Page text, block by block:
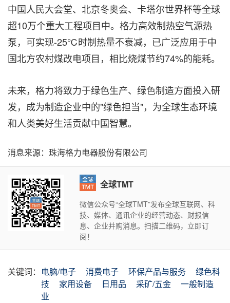
中国人民大会堂、北京冬奥会、卡塔尔世界杯等全球
超10万个重大工程项目中。格力高效制热空气源热
泵，可实现-25℃时制热量不衰减，已广泛应用于中
国北方农村煤改电项目，相比烧煤节约74%的能耗。
未来，格力将致力于绿色生产、绿色制造方面投入研
发，成为制造企业中的"绿色担当"，为全球生态环境
和人类美好生活贡献中国智慧。
消息来源：珠海格力电器股份有限公司
全球TMT
微信公众号“全球TMT”发布全球互联网、科
技、媒体、通讯企业的经营动态、财报信
息、企业并购消息。扫描二维码，立即订
阅！
关键词： 电脑/电子 消费电子 环保产品与服务
绿色科
技
家用设备 日用品 采矿/五金
一般制造
业